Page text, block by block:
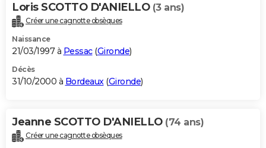
Loris SCOTTO D'ANIELLO (3 ans)
Créer une cagnotte obsèques
Naissance
21/03/1997 à Pessac(Gironde)
Décès
31/10/2000 à Bordeaux(Gironde)
Jeanne SCOTTO D'ANIELLO (74 ans)
Créer une cagnotte obsèques